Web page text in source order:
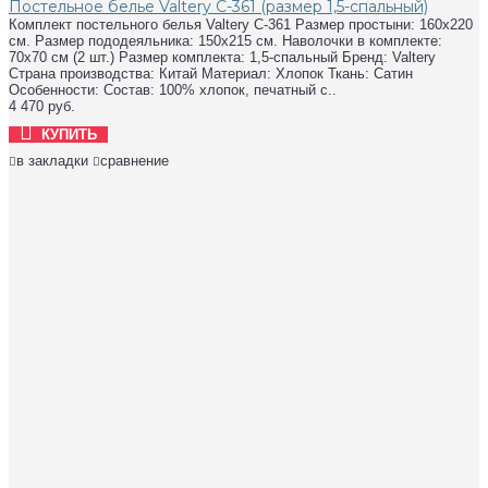
Постельное белье Valtery C-361 (размер 1,5-спальный)
Комплект постельного белья Valtery C-361 Размер простыни: 160х220
см. Размер пододеяльника: 150х215 см. Наволочки в комплекте:
70х70 см (2 шт.) Размер комплекта: 1,5-спальный Бренд: Valtery
Страна производства: Китай Материал: Хлопок Ткань: Сатин
Особенности: Состав: 100% хлопок, печатный с..
4 470 руб.
КУПИТЬ
в закладки
сравнение